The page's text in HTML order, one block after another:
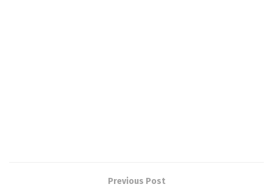
Previous Post